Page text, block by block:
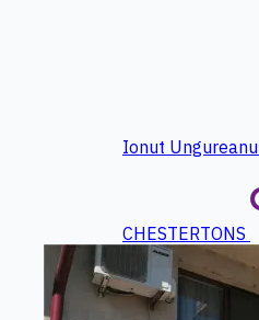
Ionut Ungureanu
CHESTERTONS